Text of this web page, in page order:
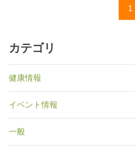
1
カテゴリ
健康情報
イベント情報
一般